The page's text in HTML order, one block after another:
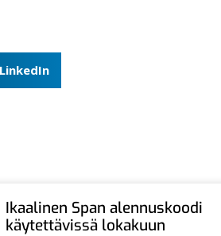
LinkedIn
Ikaalinen Span alennuskoodi
käytettävissä lokakuun